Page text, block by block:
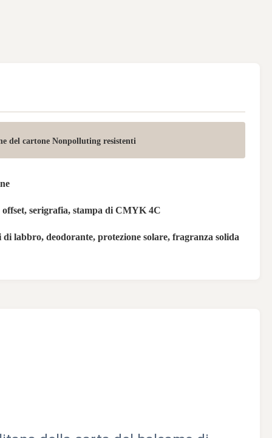
del cartone Nonpolluting resistenti
offset, serigrafia, stampa di CMYK 4C
di labbro, deodorante, protezione solare, fragranza solida